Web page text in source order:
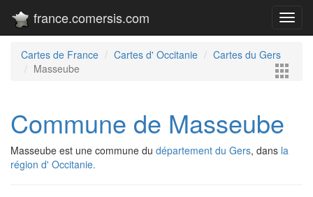
france.comersis.com
Cartes de France Cartes d' Occitanie
Cartes du Gers
Masseube
Commune de Masseube
Masseube est une commune du département du Gers, dans la
région d' Occitanie.